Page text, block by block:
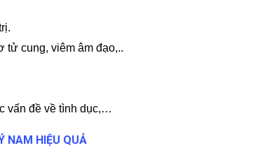
tử cung, viêm âm đạo,..
vấn đề về tình dục,…
NAM HIỆU QUẢ